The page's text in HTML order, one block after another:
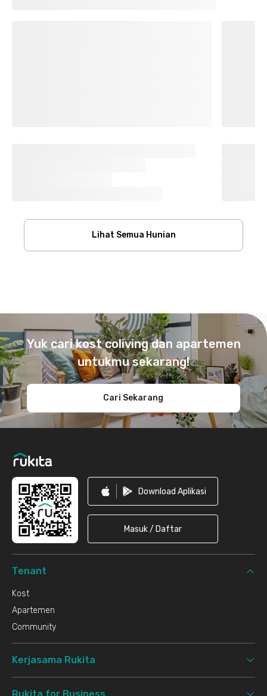
Lihat Semua Hunian
Yuk cari kost coliving dan apartemen
untukmu sekarang!
Cari Sekarang
Download Aplikasi
Masuk / Daftar
Tenant
Kost
Apartemen
Community
Kerjasama Rukita